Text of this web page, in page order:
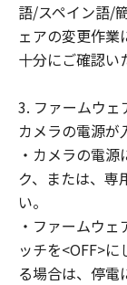
帰属
「許諾
は、そ
著作権
お客様
るキヤ
の著作
して
サポー
「本契
語/スペイン語/
ェアの変更作業
十分にご確認い
3. ファームウェ
カメラの電源が
・カメラの電
ク、または、専
い。
・ファームウ
ッチを<OFF>
る場合は、停電